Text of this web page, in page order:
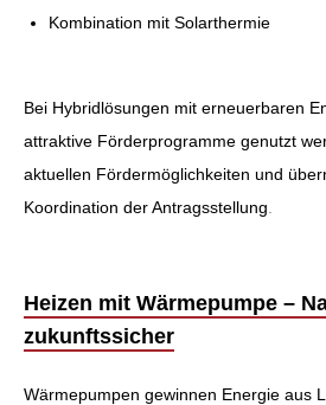
Kombination mit Solarthermie
Bei Hybridlösungen mit erneuerbaren
attraktive Förderprogramme genutzt
aktuellen Fördermöglichkeiten und
Koordination der Antragsstellung
Heizen mit Wärmepumpe –
zukunftssicher
Wärmepumpen gewinnen Energie aus